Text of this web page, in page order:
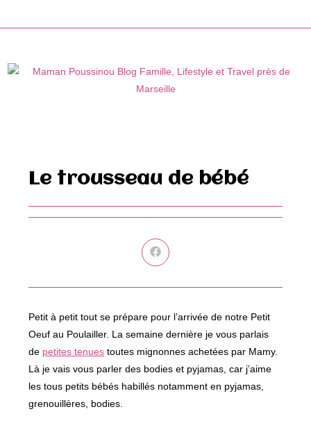
Le trousseau de bébé
Ouvrir
dans
autre
Petit à petit tout se prépare pour l’arrivée de notre Petit
Oeuf au Poulailler. La semaine dernière je vous parlais
de petites tenues toutes mignonnes achetées par Mamy.
Là je vais vous parler des bodies et pyjamas, car j’aime
les tous petits bébés habillés notamment en pyjamas,
grenouillères, bodies.